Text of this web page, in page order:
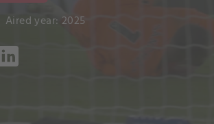
Aired year: 2025